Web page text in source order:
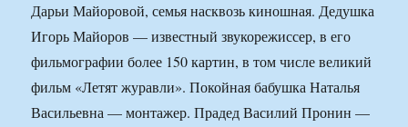
Дарьи Майоровой, семья насквозь киношная. Дедушка
Игорь Майоров — известный звукорежиссер, в его
фильмографии более 150 картин, в том числе великий
фильм «Летят журавли». Покойная бабушка Наталья
Васильевна — монтажер. Прадед Василий Пронин —